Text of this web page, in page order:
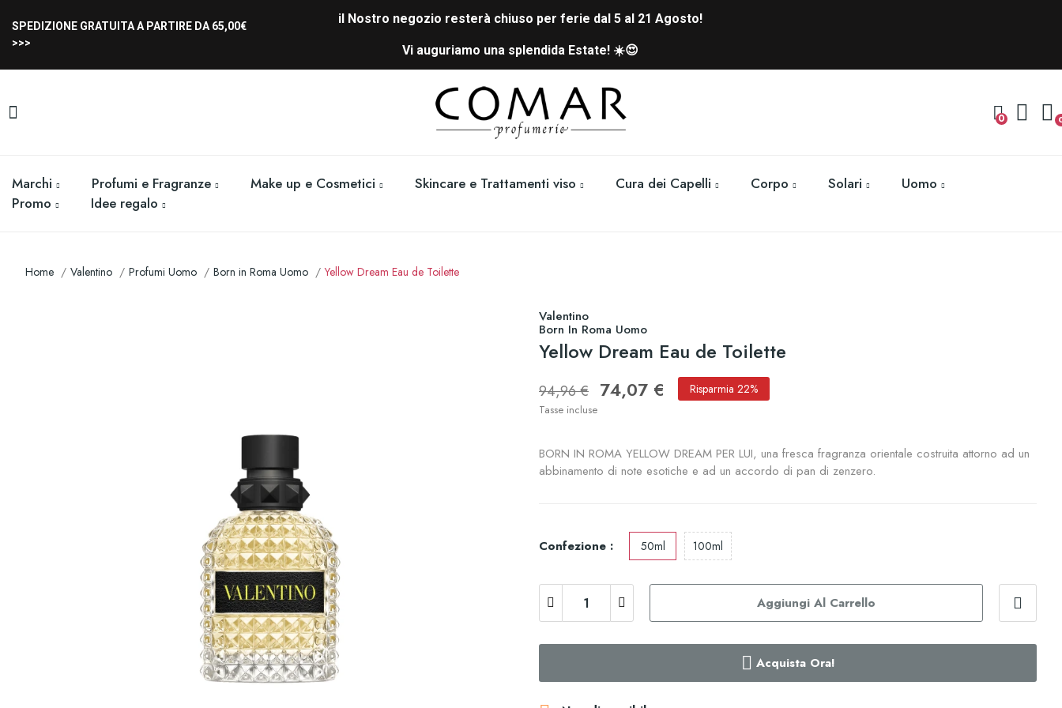
SPEDIZIONE GRATUITA A PARTIRE DA 65,00€
>>>
il Nostro negozio resterà chiuso per ferie dal 5 al 21 Agosto!
Vi auguriamo una splendida Estate! ☀️😍
0
Marchi Profumi e Fragranze Make up e Cosmetici Skincare e Trattamenti viso Cura dei Capelli Corpo Solari
Uomo
Promo
Idee regalo
Home Valentino Profumi Uomo Born in Roma Uomo Yellow Dream Eau de Toilette
Valentino
Born In Roma Uomo
Yellow Dream Eau de Toilette
94,96 € 74,07 € Risparmia 22%
Tasse incluse
BORN IN ROMA YELLOW DREAM PER LUI, una fresca fragranza orientale costruita attorno ad un
abbinamento di note esotiche e ad un accordo di pan di zenzero.
Confezione : 50ml 100ml
Aggiungi Al Carrello
Acquista Ora!